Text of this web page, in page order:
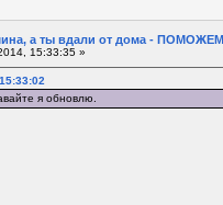
а ты вдали от дома -
15:33:35 »
я обновлю.